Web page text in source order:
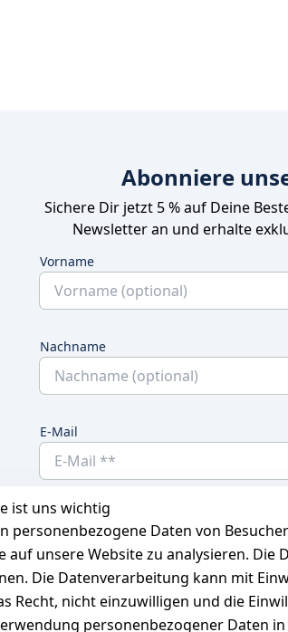
ist uns wichtig
Daten von
unsere Website zu analysieren.
Die Datenverarbeitung kann mit
nicht einzuwilligen und die
personenbezogener Daten
Abonniere
Sichere Dir jetzt 5 % auf Deine
Newsletter an und erhalte
Vorname
Nachname
E-Mail
Ich bestätige hiermit, dass ich
habe. Ich kann meine